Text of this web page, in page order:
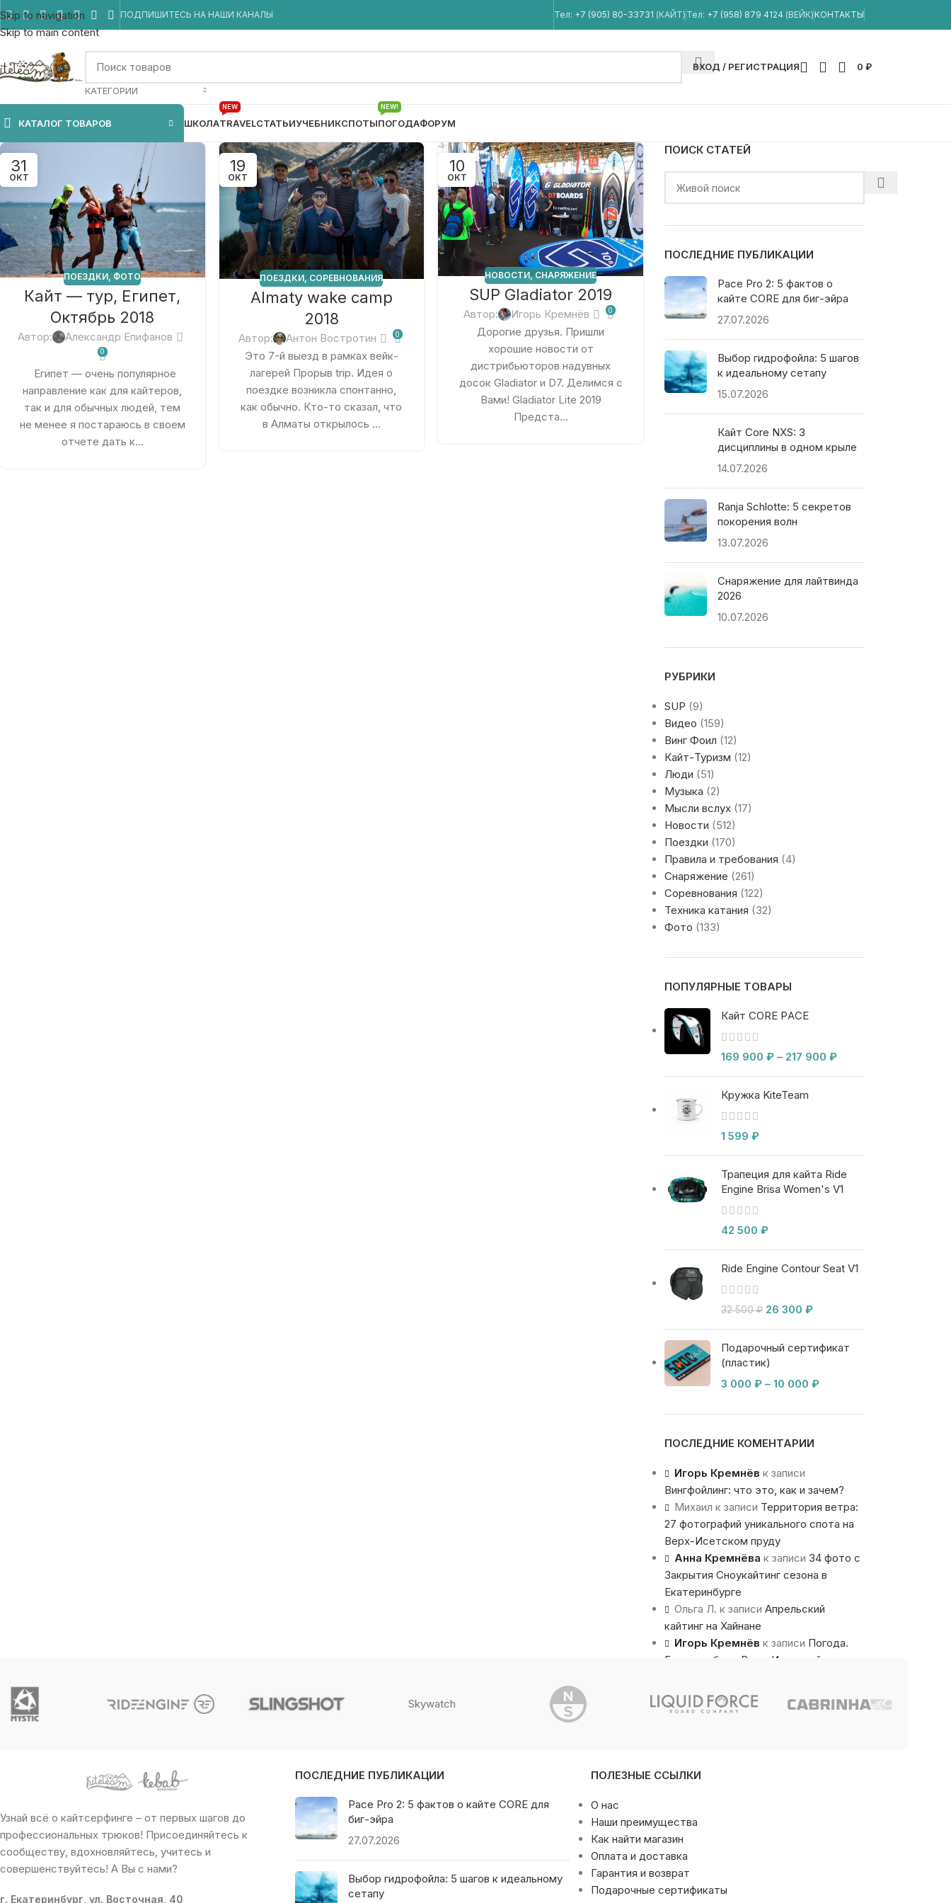
Skip to navigation
Skip to main content
ПОДПИШИТЕСЬ НА НАШИ КАНАЛЫ
Тел: +7 (905) 80-33731 (КАЙТ) Тел: +7 (958) 879 4124 (ВЕЙК) КОНТАКТЫ
КАТЕГОРИИ
ВХОД / РЕГИСТРАЦИЯ 0 ₽
КАТАЛОГ ТОВАРОВ ШКОЛАTRAVEL
NEW
СТАТЬИУЧЕБНИКСПОТЫПОГОДА
NEW!
ФОРУМ
31
ОКТ
ПОЕЗДКИ, ФОТО
Кайт — тур, Египет,
Октябрь 2018
Автор: Александр Епифанов
0
Египет — очень популярное
направление как для кайтеров,
так и для обычных людей, тем
не менее я постараюсь в своем
отчете дать к...
19
ОКТ
ПОЕЗДКИ, СОРЕВНОВАНИЯ
Almaty wake camp
2018
Автор: Антон Востротин 0
Это 7-й выезд в рамках вейк-
лагерей Прорыв trip. Идея о
поездке возникла спонтанно,
как обычно. Кто-то сказал, что
в Алматы открылось ...
10
ОКТ
НОВОСТИ СНАРЯЖЕНИЕ
SUP Gladiator 2019
Автор: Игорь Кремнёв 0
Дорогие друзья. Пришли
хорошие новости от
дистрибьюторов надувных
досок Gladiator и D7. Делимся с
Вами! Gladiator Lite 2019
Предста...
ПОИСК СТАТЕЙ
ПОСЛЕДНИЕ ПУБЛИКАЦИИ
Pace Pro 2: 5 фактов о
кайте CORE для биг-эйра
27.07.2026
Выбор гидрофойла: 5 шагов
к идеальному сетапу
15.07.2026
Кайт Core NXS: 3
дисциплины в одном крыле
14.07.2026
Ranja Schlotte: 5 секретов
покорения волн
13.07.2026
Снаряжение для лайтвинда
2026
10.07.2026
РУБРИКИ
SUP (9)
Видео (159)
Винг Фоил (12)
Кайт-Туризм (12)
Люди (51)
Музыка (2)
Мысли вслух(17)
Новости (512)
Поездки (170)
Правила и требования (4)
Снаряжение (261)
Соревнования (122)
Техника катания (32)
Фото (133)
ПОПУЛЯРНЫЕ ТОВАРЫ
Кайт CORE PACE
169 900 ₽ – 217 900 ₽
Кружка KiteTeam
1 599 ₽
Трапеция для кайта Ride
Engine Brisa Women's V1
42 500 ₽
Ride Engine Contour Seat V1
32 500₽ 26 300 ₽
Подарочный сертификат
(пластик)
3 000 ₽ – 10 000 ₽
ПОСЛЕДНИЕ КОМЕНТАРИИ
Игорь Кремнёв к записи
Вингфойлинг: что это, как и зачем?
Михаил к записи Территория ветра:
27 фотографий уникального спота на
Верх-Исетском пруду
Анна Кремнёва к записи 34 фото с
Закрытия Сноукайтинг сезона в
Екатеринбурге
Ольга Л. к записи Апрельский
кайтинг на Хайнане
Игорь Кремнёв к записи Погода.
Екатеринбург, Верх-Исетский пруд
Skywatch
Узнай всё о кайтсерфинге – от первых шагов до
профессиональных трюков! Присоединяйтесь к
сообществу, вдохновляйтесь, учитесь и
совершенствуйтесь! А Вы с нами?
г. Екатеринбург, ул. Восточная, 40
ПОСЛЕДНИЕ ПУБЛИКАЦИИ
Pace Pro 2: 5 фактов о кайте CORE для
биг-эйра
27.07.2026
Выбор гидрофойла: 5 шагов к идеальному
сетапу
ПОЛЕЗНЫЕ ССЫЛКИ
О нас
Наши преимущества
Как найти магазин
Оплата и доставка
Гарантия и возврат
Подарочные сертификаты